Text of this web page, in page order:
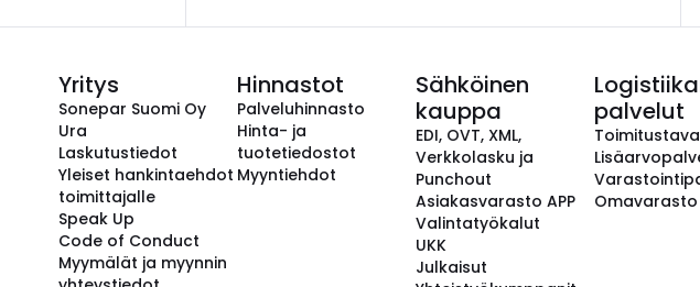
Yritys
Sonepar Suomi Oy
Ura
Laskutustiedot
Yleiset hankintaehdot
toimittajalle
Speak Up
Code of Conduct
Myymälät ja myynnin
Hinnastot
Palveluhinnasto
Hinta- ja
tuotetiedostot
Myyntiehdot
Sähköinen
kauppa
EDI, OVT, XML,
Verkkolasku ja
Punchout
Asiakasvarasto APP
Valintatyökalut
UKK
Julkaisut
palvelut
Omavarasto